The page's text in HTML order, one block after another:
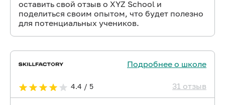
оставить свой отзыв о XYZ School и
поделиться своим опытом, что будет полезно
для потенциальных учеников.
Подробнее о школе
4.4 / 5 31 отзыв